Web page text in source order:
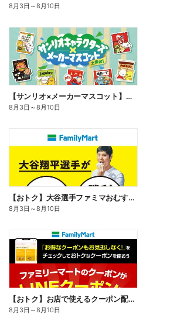
8月3日 ～8月10日
【サンリオ×メーカーマスコット】オリジナルグッズ貰える!
8月3日 ～8月10日
【おトク】大谷選手ファミマおむすび割
8月3日 ～8月10日
【おトク】お店で使えるクーポン配信中
8月3日 ～8月10日